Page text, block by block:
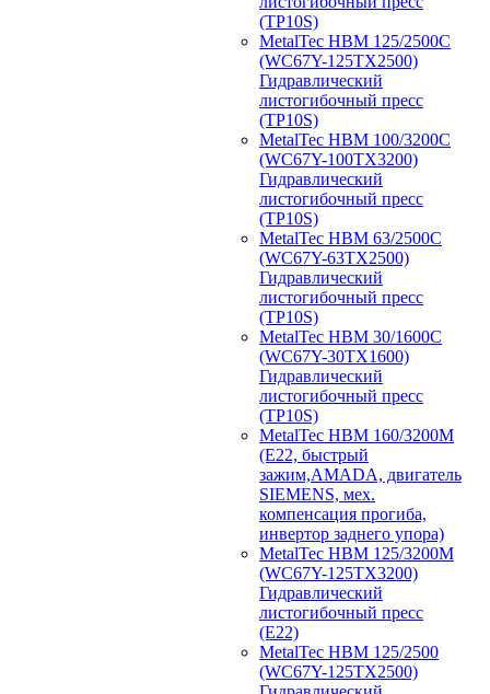
(TP10S)
MetalTec HBM 125/2500C
(WC67Y-125TX2500)
Гидравлический
листогибочный пресс
(TP10S)
MetalTec HBM 100/3200C
(WC67Y-100TX3200)
Гидравлический
листогибочный пресс
(TP10S)
MetalTec HBM 63/2500C
(WC67Y-63TX2500)
Гидравлический
листогибочный пресс
(TP10S)
MetalTec HBM 30/1600C
(WC67Y-30TX1600)
Гидравлический
листогибочный пресс
(TP10S)
MetalTec HBM 160/3200M
(E22, быстрый
зажим,AMADA, двигатель
SIEMENS, мех.
компенсация прогиба,
инвертор заднего упора)
MetalTec HBM 125/3200M
(WC67Y-125TX3200)
Гидравлический
листогибочный пресс
(E22)
MetalTec HBM 125/2500
(WC67Y-125TX2500)